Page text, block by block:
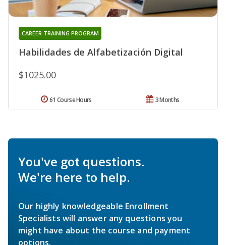
Habilidades de Alfabetización Digital
CAREER TRAINING PROGRAM
$1025.00
3 Months
61 Course Hours
You've got questions.
We're here to help.
Our highly knowledgeable Enrollment
Specialists will answer any questions you
might have about the course and payment
options.